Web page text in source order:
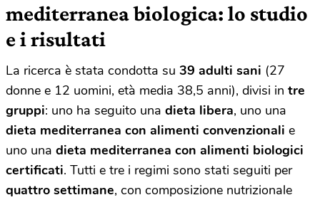
mediterranea biologica: lo studio
e i risultati
La ricerca è stata condotta su 39 adulti sani (27
donne e 12 uomini, età media 38,5 anni), divisi in tre
gruppi: uno ha seguito una dieta libera, uno una
dieta mediterranea con alimenti convenzionali e
uno una dieta mediterranea con alimenti biologici
certificati. Tutti e tre i regimi sono stati seguiti per
quattro settimane, con composizione nutrizionale